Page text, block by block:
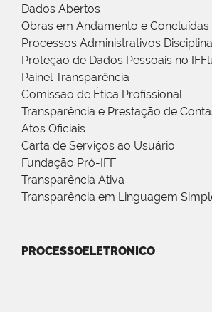
Dados Abertos
Obras em Andamento e Concluídas
Processos Administrativos
Proteção de Dados Pessoais no
Painel Transparência
Comissão de Ética Profissional
Transparência e Prestação de
Atos Oficiais
Carta de Serviços ao Usuário
Fundação Pró-IFF
Transparência Ativa
Transparência em Linguagem
PROCESSOELETRONICO